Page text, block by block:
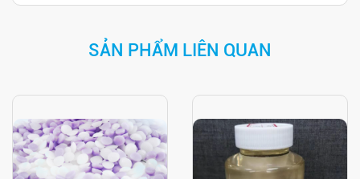
SẢN PHẨM LIÊN QUAN